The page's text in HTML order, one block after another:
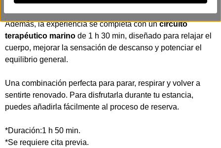
Además, la experiencia se completa con uncircuito
terapéutico marino de 1 h 30 min, diseñado para relajar el
cuerpo, mejorar la sensación de descanso y potenciar el
equilibrio general.
Una combinación perfecta para parar, respirar y volver a
sentirte renovado. Para disfrutarla durante tu estancia,
puedes añadirla fácilmente al proceso de reserva.
*Duración:1 h 50 min.
*Se requiere cita previa.